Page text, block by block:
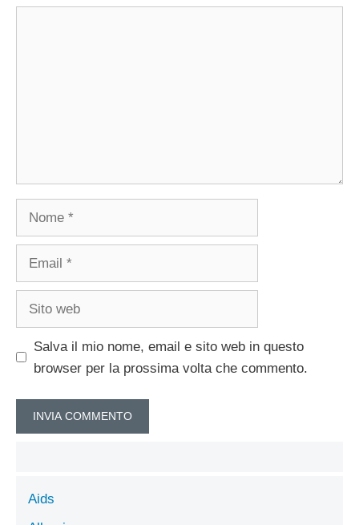
Salva il mio nome, email e sito web in questo
browser per la prossima volta che commento.
Aids